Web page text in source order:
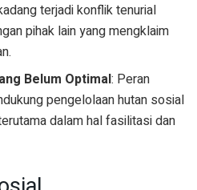
terjadi konflik tenurial
pihak lain yang mengklaim
Belum Optimal: Peran
pengelolaan hutan sosial
dalam hal fasilitasi dan